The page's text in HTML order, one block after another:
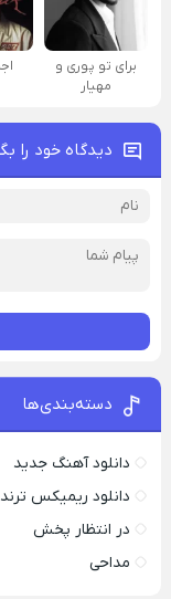
برای تو پوری و
مهیار
دیدگاه خود را
دسته‌بندی‌ها
دانلود آهنگ جدید
دانلود ریمیکس ترند
در انتظار پخش
مداحی